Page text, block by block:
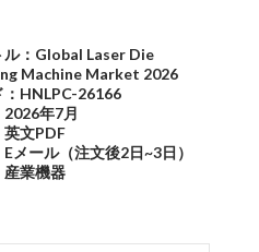
ル：Global Laser Die
Machine Market 2026
：HNLPC-26166
2026年7月
英文PDF
Eメール（注文後2日~3日）
産業機器